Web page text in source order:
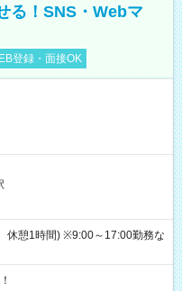
る！SNS・Webマ
登録・面接OK
憩1時間) ※9:00～17:00勤務な